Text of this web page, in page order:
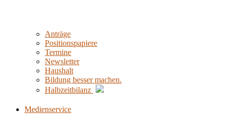
Anträge
Positionspapiere
Termine
Newsletter
Haushalt
Bildung besser machen.
Halbzeitbilanz
Medienservice